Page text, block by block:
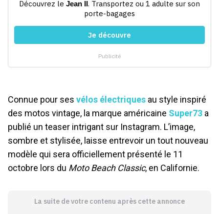
Connue pour ses vélos électriques au style inspiré
des motos vintage, la marque américaine Super73 a
publié un teaser intrigant sur Instagram. L’image,
sombre et stylisée, laisse entrevoir un tout nouveau
modèle qui sera officiellement présenté le 11
octobre lors du Moto Beach Classic, en Californie.
La suite de votre contenu après cette annonce